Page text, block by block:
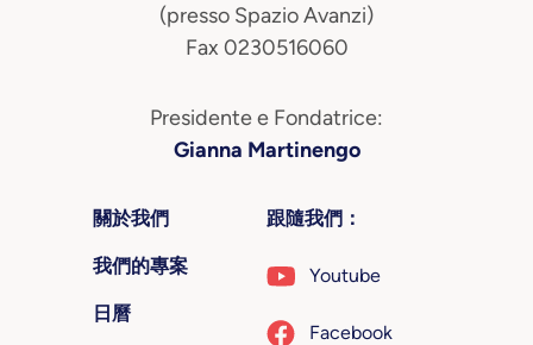
(presso Spazio Avanzi)
Fax 0230516060
Presidente e Fondatrice:
Gianna Martinengo
關於我們
我們的專案
日曆
跟隨我們：
Youtube
Facebook